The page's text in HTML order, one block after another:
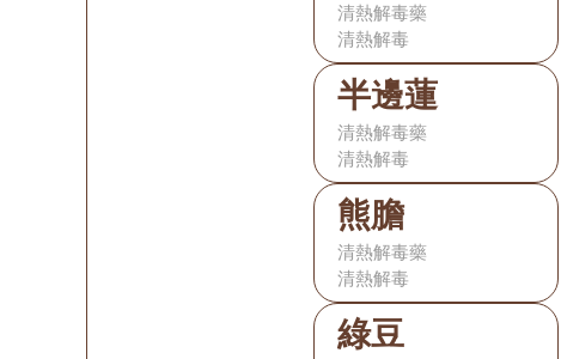
清熱解毒藥
清熱解毒
半邊蓮
清熱解毒藥
清熱解毒
熊膽
清熱解毒藥
清熱解毒
綠豆